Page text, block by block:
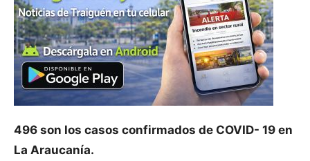
496 son los casos confirmados de COVID- 19 en
La Araucanía.